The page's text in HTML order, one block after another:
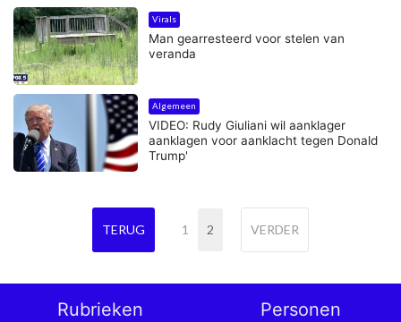
Virals
Man gearresteerd voor stelen van
veranda
Algemeen
VIDEO: Rudy Giuliani wil aanklager
aanklagen voor aanklacht tegen Donald
Trump'
TERUG 1 2 VERDER
Rubrieken Personen